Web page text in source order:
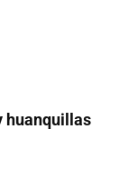
huanquillas